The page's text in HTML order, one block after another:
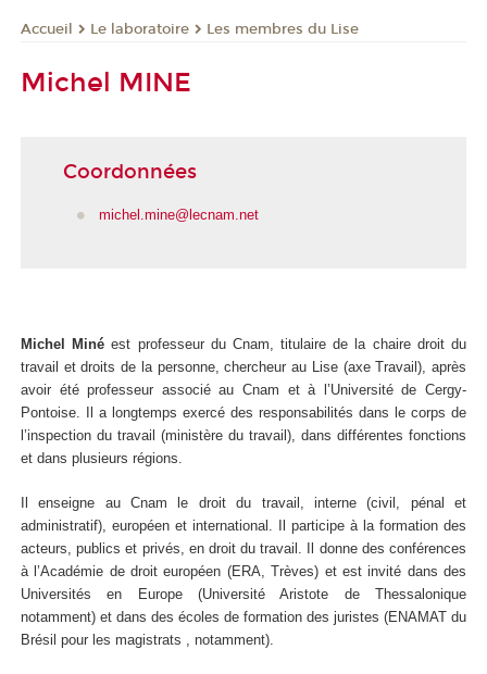
Accueil Le laboratoire Les membres du Lise
Michel MINE
Coordonnées
michel.mine@lecnam.net
Michel Miné est professeur du Cnam, titulaire de la chaire droit du
travail et droits de la personne, chercheur au Lise (axe Travail), après
avoir été professeur associé au Cnam et à l’Université de Cergy-
Pontoise. Il a longtemps exercé des responsabilités dans le corps de
l’inspection du travail (ministère du travail), dans différentes fonctions
et dans plusieurs régions.
Il enseigne au Cnam le droit du travail, interne (civil, pénal et
administratif), européen et international. Il participe à la formation des
acteurs, publics et privés, en droit du travail. Il donne des conférences
à l’Académie de droit européen (ERA, Trèves) et est invité dans des
Universités en Europe (Université Aristote de Thessalonique
notamment) et dans des écoles de formation des juristes (ENAMAT du
Brésil pour les magistrats , notamment).